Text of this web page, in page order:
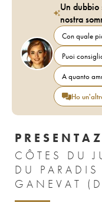
Un
nostra
Con quale
Puoi
A quanto
Ho
CÔTES DU
DU
GANEVAT